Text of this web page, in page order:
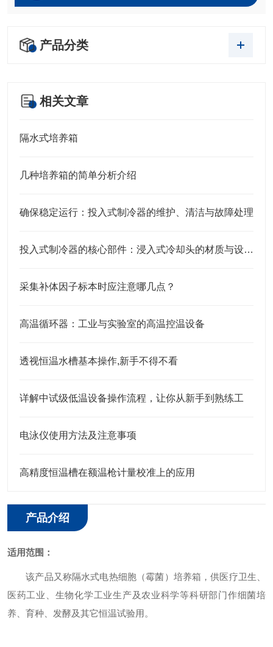
产品分类
相关文章
隔水式培养箱
几种培养箱的简单分析介绍
确保稳定运行：投入式制冷器的维护、清洁与故障处理
投入式制冷器的核心部件：浸入式冷却头的材质与设计特点
采集补体因子标本时应注意哪几点？
高温循环器：工业与实验室的高温控温设备​
透视恒温水槽基本操作,新手不得不看
详解中试级低温设备操作流程，让你从新手到熟练工
电泳仪使用方法及注意事项
高精度恒温槽在额温枪计量校准上的应用
产品介绍
适用范围：
该产品又称隔水式电热细胞（霉菌）培养箱，供医疗卫生、
医药工业、生物化学工业生产及农业科学等科研部门作细菌培
养、育种、发酵及其它恒温试验用。